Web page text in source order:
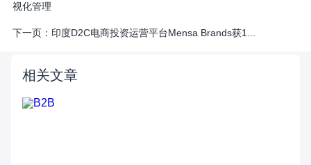
视化管理
下一页： 印度D2C电商投资运营平台Mensa Brands获1...
相关文章